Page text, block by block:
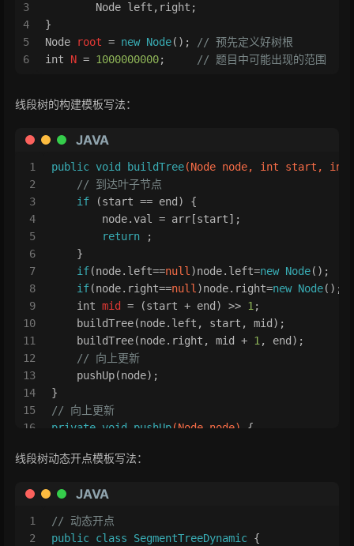
3
4
5
6
	Node left,right;
}
Node
root = new Node();
// 预先定义好树根
int
N = 1000000000; // 题目中可能出现的范围
线段树的构建模板写法：
JAVA
1
2
3
4
5
6
7
8
9
10
11
12
13
14
15
16
18
public void buildTree(Node node, int start, int
// 到达叶子节点
if (start == end) {
        node.val = arr[start];
return ;
    }
if(node.left==null )node.left=new Node();
if(node.right==null )node.right=new Node();
int mid = (start + end) >> 1 ;
    buildTree(node.left, start, mid);
    buildTree(node.right, mid +
1 , end);
// 向上更新
    pushUp(node);
}
// 向上更新
private void pushUp(Node node)
{
}
线段树动态开点模板写法：
JAVA
1
2
// 动态开点
public class SegmentTreeDynamic {